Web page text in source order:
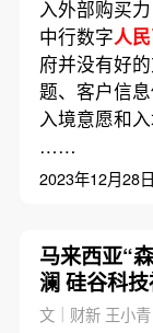
入外部购买
中行数字人
府并没有好
题、客户信
入境意愿和
……
2023年12月28
马来西亚“
澜 硅谷科
封
文｜财新 王小